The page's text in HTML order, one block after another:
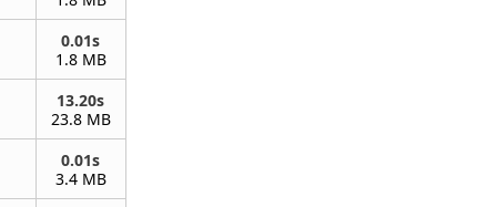
0.01s
1.8 MB
13.20s
23.8 MB
0.01s
3.4 MB